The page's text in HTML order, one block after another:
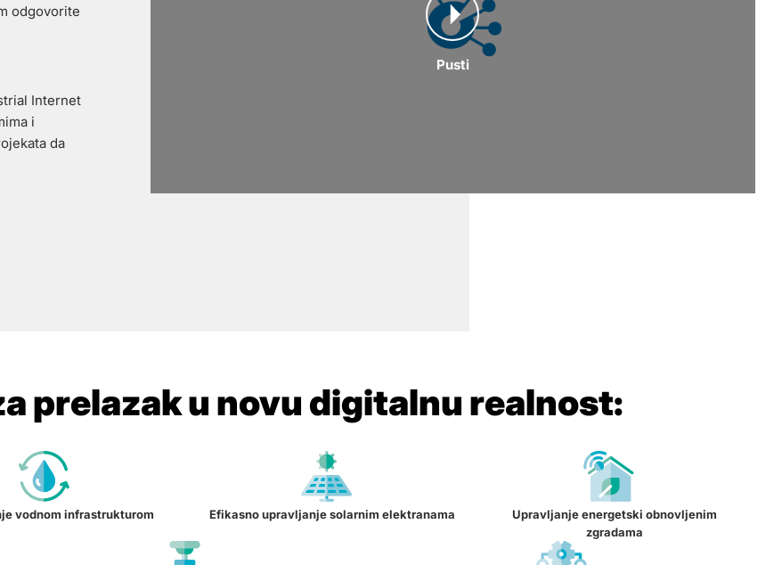
Pusti
odgovorite
Internet
i
da
prelazak u novu digitalnu realnost:
vodnom infrastrukturom Efikasno upravljanje solarnim elektranama
Upravljanje energetski obnovljenim
zgradama